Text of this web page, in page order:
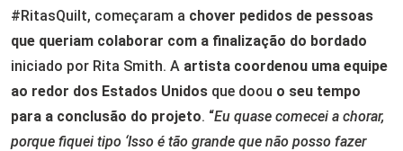
#RitasQuilt, começaram a chover pedidos de pessoas
que queriam colaborar com a finalização do bordado
iniciado por Rita Smith. A artista coordenou uma equipe
ao redor dos Estados Unidos que doou o seu tempo
para a conclusão do projeto. “Eu quase comecei a chorar,
porque fiquei tipo ‘Isso é tão grande que não posso fazer